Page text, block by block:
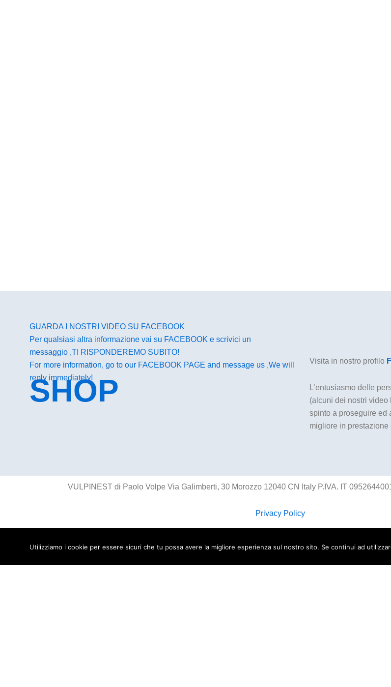
GUARDA I NOSTRI VIDEO SU FACEBOOK
Per qualsiasi altra informazione vai su FACEBOOK e scrivici un
messaggio ,TI RISPONDEREMO SUBITO!
For more information, go to our FACEBOOK PAGE and message us ,We will
reply immediately!
SHOP
Visita in nostro profilo
L’entusiasmo delle
(alcuni dei nostri
spinto a proseguire ed
migliore in prestazione
VULPINEST di Paolo Volpe Via Galimberti, 30 Morozzo 12040 CN Italy P.IVA. IT
Privacy Policy
Utilizziamo i cookie per essere sicuri che tu possa avere la migliore esperienza sul nostro sito. Se continui ad